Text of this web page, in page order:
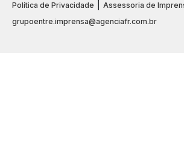
Política de Privacidade
Assessoria de
grupoentre.imprensa@agenciafr.com.br